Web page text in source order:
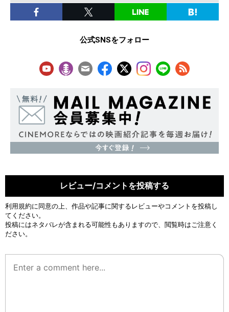
公式SNSをフォロー
レビュー/コメントを投稿する
利用規約に同意の上、作品や記事に関するレビューやコメントを投稿し
てください。
投稿にはネタバレが含まれる可能性もありますので、閲覧時はご注意く
ださい。